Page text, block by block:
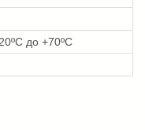
до +70ºС